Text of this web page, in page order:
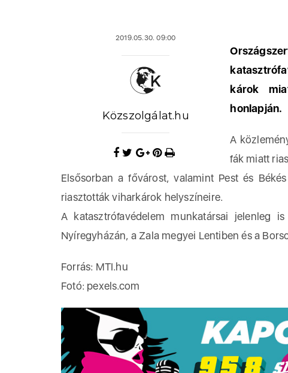
2019.05.30. 09:00
Közszolgálat.hu
károk
honlapján.
A
fák miatt
Elsősorban a fővárost, valamint Pest és
riasztották viharkárok helyszíneire.
A katasztrófavédelem munkatársai jelenleg
Nyíregyházán, a Zala megyei Lentiben és a
Forrás: MTI.hu
Fotó: pexels.com